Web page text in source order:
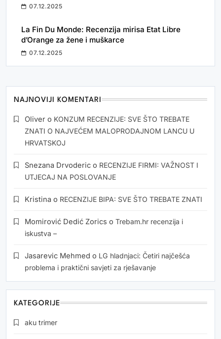
07.12.2025
La Fin Du Monde: Recenzija mirisa Etat Libre
d’Orange za žene i muškarce
07.12.2025
NAJNOVIJI KOMENTARI
Oliver o KONZUM RECENZIJE: SVE ŠTO TREBATE
ZNATI O NAJVEĆEM MALOPRODAJNOM LANCU U
HRVATSKOJ
Snezana Drvoderic o RECENZIJE FIRMI: VAŽNOST I
UTJECAJ NA POSLOVANJE
Kristina o RECENZIJE BIPA: SVE ŠTO TREBATE ZNATI
Momirović Dedić Zorics o Trebam.hr recenzija i
iskustva –
Jasarevic Mehmed o LG hladnjaci: Četiri najčešća
problema i praktični savjeti za rješavanje
KATEGORIJE
aku trimer